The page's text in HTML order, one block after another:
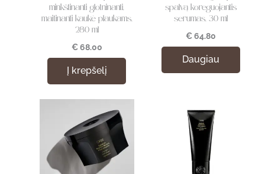
minkštinanti glotninanti,
maitinanti kaukė plaukams,
280 ml
€68.00
Į krepšelį
spalvą koreguojantis
serumas, 30 ml
€64.80
Daugiau